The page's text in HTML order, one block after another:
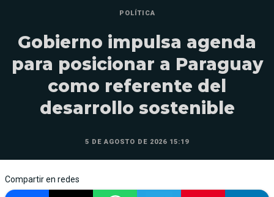
POLÍTICA
Gobierno impulsa agenda
para posicionar a Paraguay
como referente del
desarrollo sostenible
5 DE AGOSTO DE 2026 15:19
Compartir en redes